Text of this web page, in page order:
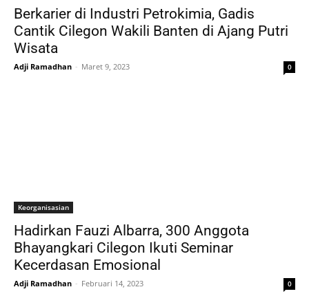
Berkarier di Industri Petrokimia, Gadis
Cantik Cilegon Wakili Banten di Ajang Putri
Wisata
Adji Ramadhan - Maret 9, 2023 0
Keorganisasian
Hadirkan Fauzi Albarra, 300 Anggota
Bhayangkari Cilegon Ikuti Seminar
Kecerdasan Emosional
Adji Ramadhan - Februari 14, 2023 0